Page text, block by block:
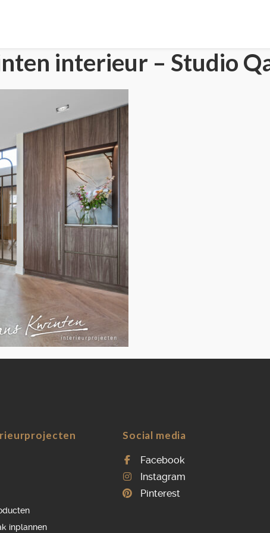
interieur – Studio
inplannen
Social media
Facebook
Instagram
Pinterest
HOME
PORTFOLIO
OVER ONS
VACATURES
ONDERHOUDSPRODUCTEN
SERVICE AFSPRAAK INPLANNEN